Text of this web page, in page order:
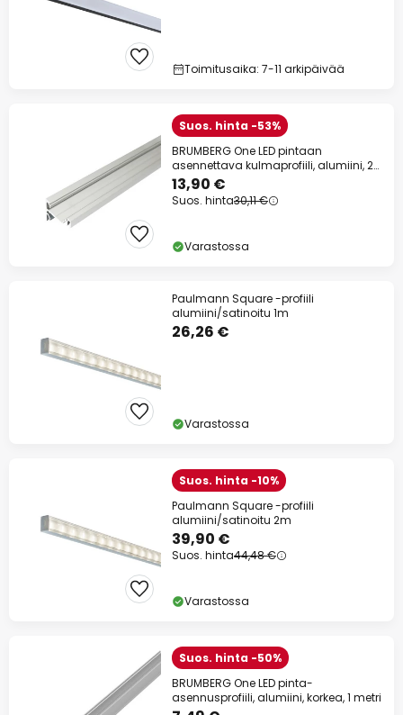
Toimitusaika: 7-11 arkipäivää
Suos. hinta -53%
BRUMBERG One LED pintaan
asennettava kulmaprofiili, alumiini, 2
metriä
13,90 €
Suos. hinta30,11 €
Varastossa
Paulmann Square -profiili
alumiini/satinoitu 1m
26,26 €
Varastossa
Suos. hinta -10%
Paulmann Square -profiili
alumiini/satinoitu 2m
39,90 €
Suos. hinta44,48 €
Varastossa
Suos. hinta -50%
BRUMBERG One LED pinta-
asennusprofiili, alumiini, korkea, 1 metri